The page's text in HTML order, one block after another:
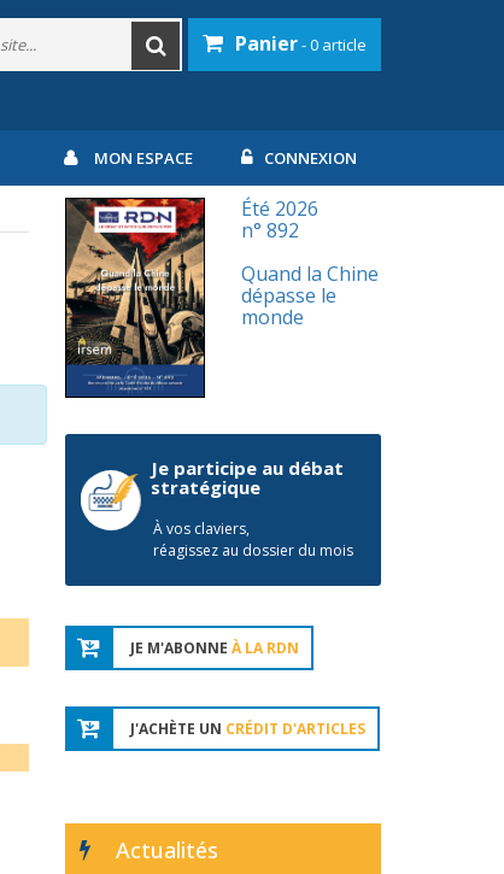
Panier- 0 article
MON ESPACE CONNEXION
Été 2026
n° 892
Quand la Chine
dépasse le
monde
Je participe au débat
stratégique
À vos claviers,
réagissez au dossier du mois
JE M'ABONNE À LA RDN
J'ACHÈTE UN CRÉDIT D'ARTICLES
Actualités